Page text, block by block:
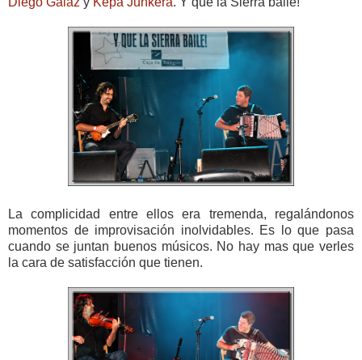
La complicidad entre ellos era tremenda, regalándonos
momentos de improvisación inolvidables. Es lo que pasa
cuando se juntan buenos músicos. No hay mas que verles
la cara de satisfacción que tienen.